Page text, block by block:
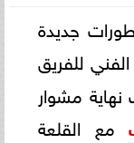
جديدة
للفريق
مشوار
مع القلعة